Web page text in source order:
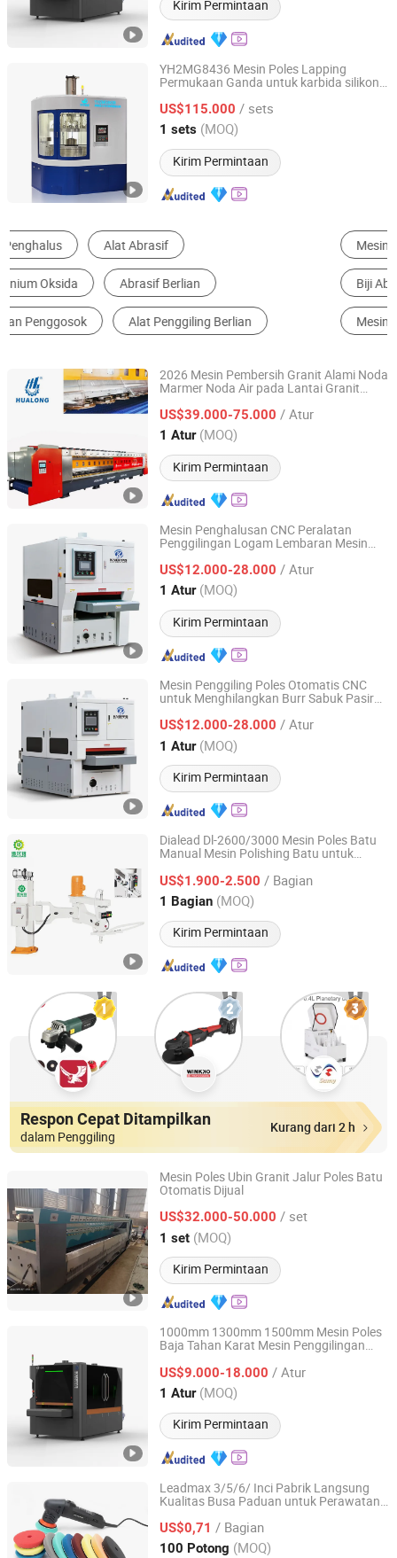
Kirim Permintaan
YH2MG8436 Mesin Poles Lapping
Permukaan Ganda untuk karbida silikon,
silikon, nitrit beryllium
US$115.000 / sets
1 sets (MOQ)
Kirim Permintaan
Yuhuan Cnc Machine Tool Co., Ltd.
Hunan, China Harga mulai 2025
Mesin Pelapisan Paduan Polishing
Biji Abrasif Penggiling Mesin Pemotong Kaca
Mesin Pemoles & Penggiling Batu
2026 Mesin Pembersih Granit Alami Noda
Marmer Noda Air pada Lantai Granit
Marmer Terbaik Layanan Poles Lantai
Marmer
US$39.000-75.000 / Atur
1 Atur (MOQ)
Kirim Permintaan
Fujian Province Hualong Machinery Co., Ltd.
Harga mulai 2017
Mesin Penghalusan CNC Peralatan
Penggilingan Logam Lembaran Mesin
Karat
US$12.000-28.000 / Atur
1 Atur (MOQ)
Kirim Permintaan
Jinan Knoppo Automation Equipment Co., Ltd.
Shandong, China Harga mulai 2022
Mesin Penggiling Poles Otomatis CNC
untuk Menghilangkan Burr Sabuk Pasir
Datar Otomatis
US$12.000-28.000 / Atur
1 Atur (MOQ)
Kirim Permintaan
Jinan Knoppo Automation Equipment Co., Ltd.
Shandong, China Harga mulai 2022
Dialead Dl-2600/3000 Mesin Poles Batu
Manual Mesin Polishing Batu untuk
US$1.900-2.500 / Bagian
1 Bagian (MOQ)
Kirim Permintaan
QUANZHOU DIALEAD STONE TOOLS CO., LTD.
Fujian, China Harga mulai 2023
Respon Cepat Ditampilkan
dalam Penggiling
Kurang dari 2 h
Mesin Poles Ubin Granit Jalur Poles Batu
Otomatis Dijual
US$32.000-50.000 / set
1 set (MOQ)
Kirim Permintaan
Quanzhou Zhongju Equipment Co., Ltd.
Fujian, China Harga mulai 2026
1000mm 1300mm 1500mm Mesin Poles
Baja Tahan Karat Mesin Penggilingan
US$9.000-18.000 / Atur
1 Atur (MOQ)
Kirim Permintaan
Jinan Knoppo Automation Equipment Co., Ltd.
Shandong, China Harga mulai 2022
Leadmax 3/5/6/ Inci Pabrik Langsung
Kualitas Busa Paduan untuk Perawatan
US$0,71 / Bagian
100 Potong (MOQ)
Nangong Lianxing Polishing Material Co.,Ltd.
Hebei, China Harga mulai 2026